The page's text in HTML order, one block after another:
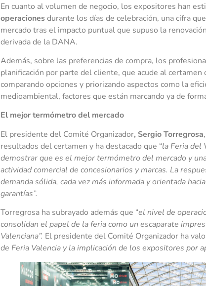
En cuanto al volumen de negocio, los expositores han
operacionesdurante los días de celebración, una cifra
mercado tras el impacto puntual que supuso la
derivada de la DANA.
Además, sobre las preferencias de compra, los
planificación por parte del cliente, que acude al certamen
comparando opciones y priorizando aspectos como la
medioambiental, factores que están marcando ya de
El mejor termómetro del mercado
El presidente del Comité Organizador, Sergio Torregrosa
resultados del certamen y ha destacado que “la Feria del
demostrar que es el mejor termómetro del mercado y
actividad comercial de concesionarios y marcas. La
demanda sólida, cada vez más informada y orientada
garantías”.
Torregrosa ha subrayado además que “el nivel de
consolidan el papel de la feria como un escaparate
Valenciana”. El presidente del Comité Organizador ha
de Feria Valencia y la implicación de los expositores por